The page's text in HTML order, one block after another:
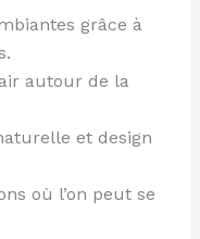
grâce à
autour de la
et design
où l’on peut se